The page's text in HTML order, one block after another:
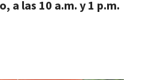
a las 10 a.m. y 1 p.m.